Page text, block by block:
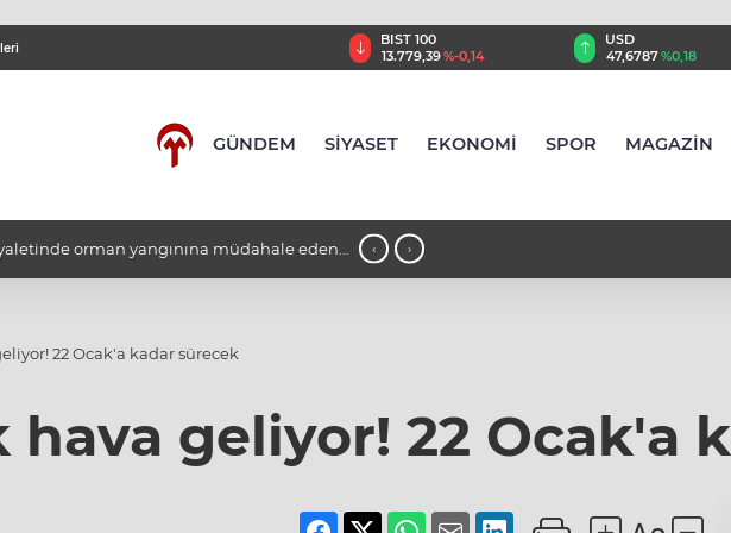
BIST 100
13.779,39%-0,14
USD
47,6787%0,18
GÜNDEM SİYASET EKONOMİ SPOR MAGAZİN
orman yangınına müdahale eden ‹ ›
22 Ocak'a kadar sürecek
hava geliyor! 22 Ocak'a